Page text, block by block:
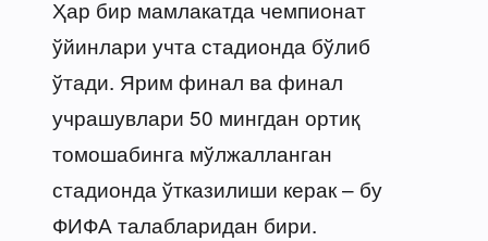
Ҳар бир мамлакатда чемпионат
ўйинлари учта стадионда бўлиб
ўтади. Ярим финал ва финал
учрашувлари 50 мингдан ортиқ
томошабинга мўлжалланган
стадионда ўтказилиши керак – бу
ФИФА талабларидан бири.